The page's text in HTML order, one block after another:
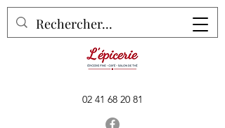
02 41 68 20 81